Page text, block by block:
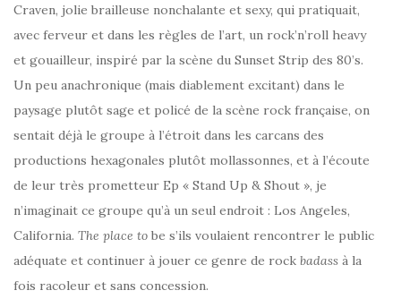
Craven, jolie brailleuse nonchalante et sexy, qui pratiquait,
avec ferveur et dans les règles de l’art, un rock’n’roll heavy
et gouailleur, inspiré par la scène du Sunset Strip des 80’s.
Un peu anachronique (mais diablement excitant) dans le
paysage plutôt sage et policé de la scène rock française, on
sentait déjà le groupe à l’étroit dans les carcans des
productions hexagonales plutôt mollassonnes, et à l’écoute
de leur très prometteur Ep « Stand Up & Shout », je
n’imaginait ce groupe qu’à un seul endroit : Los Angeles,
California. The place to be s’ils voulaient rencontrer le public
adéquate et continuer à jouer ce genre de rock badass à la
fois racoleur et sans concession.